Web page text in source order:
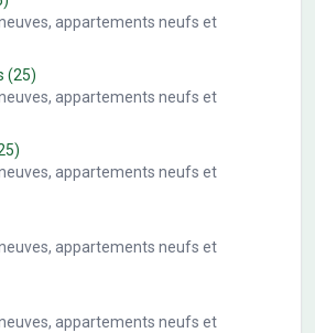
appartements neufs et
(25)
appartements neufs et
appartements neufs et
appartements neufs et
appartements neufs et